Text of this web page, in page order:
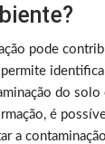
pode
do solo
é
a